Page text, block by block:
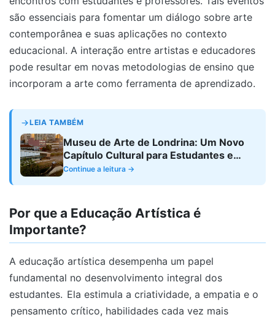
são essenciais para fomentar um diálogo sobre arte
contemporânea e suas aplicações no contexto
educacional. A interação entre artistas e educadores
pode resultar em novas metodologias de ensino que
incorporam a arte como ferramenta de aprendizado.
LEIA TAMBÉM
Museu de Arte de Londrina: Um Novo
Capítulo Cultural para Estudantes e
Professores
Continue a leitura →
Por que a Educação Artística é
Importante?
A educação artística desempenha um papel
fundamental no desenvolvimento integral dos
estudantes. Ela estimula a criatividade, a empatia e o
pensamento crítico, habilidades cada vez mais